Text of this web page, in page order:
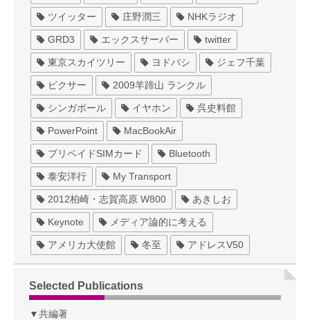
ツイッター 庄野潤三 NHKラジオ
GRD3 エックスサーバー twitter
東京スカイツリー ヨドバシ ジェフ千葉
ピクサー 2009羊蹄山 ランクル
シンガポール イヤホン 呉史料館
PowerPoint MacBookAir
プリペイドSIMカード Bluetooth
泰安洋行 My Transport
2012柏崎・志賀高原 W800 あきしお
Keynote メディア論的に考える
アメリカ大使館 冬至 アドレスV50
Selected Publications
▼共編著